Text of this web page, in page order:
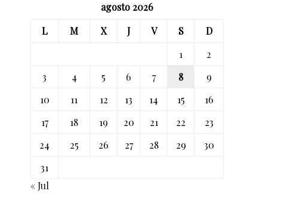
agosto 2026
L
M X J V S
D
1
2
3
4 5 6 7 8
9
10
11 12 13 14 15
16
17
18 19 20 21 22
23
24
25 26 27 28 29
30
31
« Jul